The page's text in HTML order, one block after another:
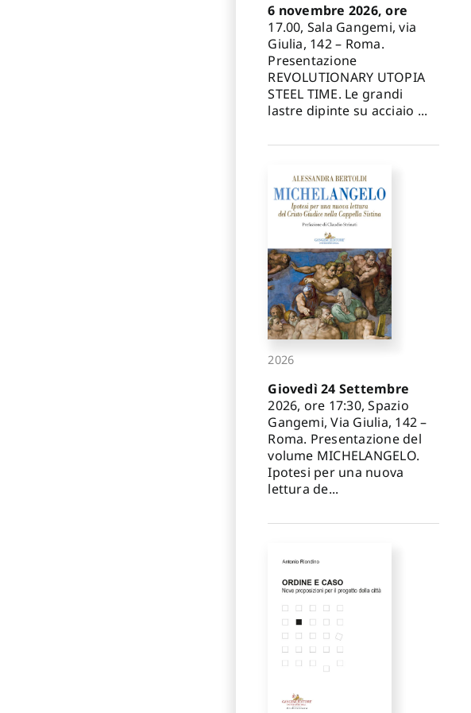
6 novembre 2026, ore
17.00, Sala Gangemi, via
Giulia, 142 – Roma.
Presentazione
REVOLUTIONARY UTOPIA
STEEL TIME. Le grandi
lastre dipinte su acciaio ...
2026
Giovedì 24 Settembre
2026, ore 17:30, Spazio
Gangemi, Via Giulia, 142 –
Roma. Presentazione del
volume MICHELANGELO.
Ipotesi per una nuova
lettura de...